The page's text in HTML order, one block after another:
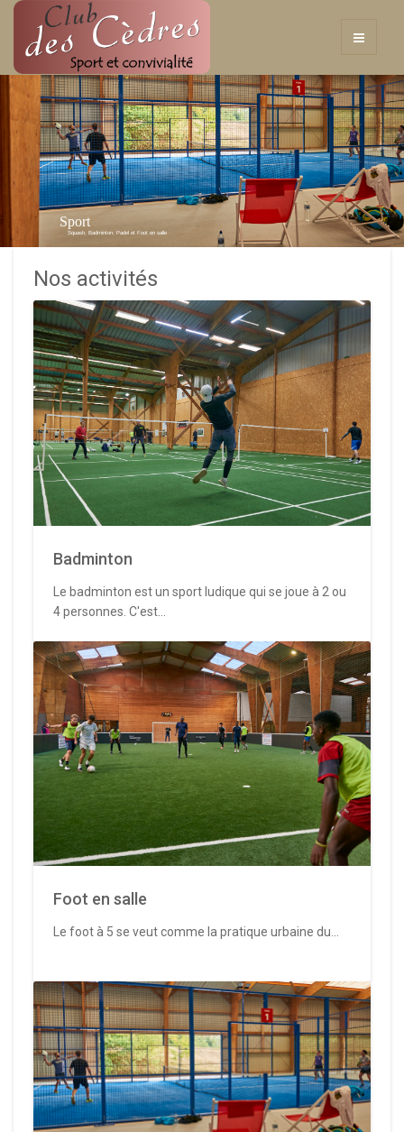
Sport
Squash, Badminton, Padel et Foot en salle
Nos activités
Badminton
Le badminton est un sport ludique qui se joue à 2 ou
4 personnes. C'est...
Foot en salle
Le foot à 5 se veut comme la pratique urbaine du...